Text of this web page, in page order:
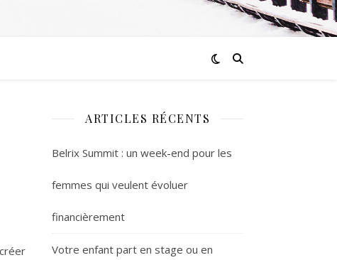
ARTICLES RÉCENTS
Belrix Summit : un week-end pour les
femmes qui veulent évoluer
financièrement
Votre enfant part en stage ou en